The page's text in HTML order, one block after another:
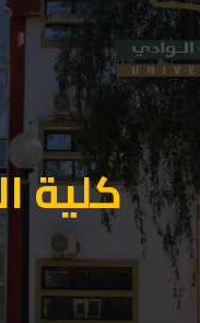
كلية